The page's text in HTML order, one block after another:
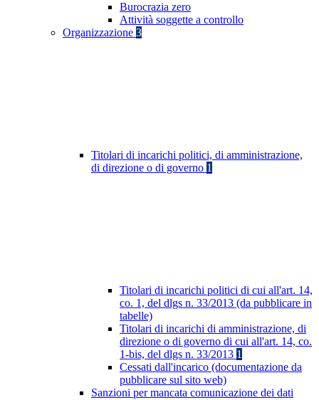
Burocrazia zero
Attività soggette a controllo
Organizzazione 3
Titolari di incarichi politici, di amministrazione,
di direzione o di governo 1
Titolari di incarichi politici di cui all'art. 14,
co. 1, del dlgs n. 33/2013 (da pubblicare in
tabelle)
Titolari di incarichi di amministrazione, di
direzione o di governo di cui all'art. 14, co.
1-bis, del dlgs n. 33/2013 1
Cessati dall'incarico (documentazione da
pubblicare sul sito web)
Sanzioni per mancata comunicazione dei dati